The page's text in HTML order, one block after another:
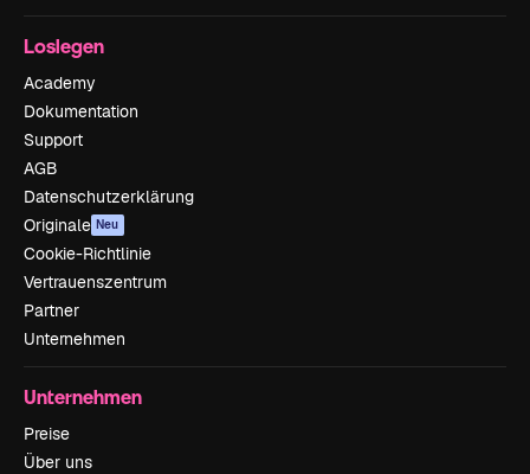
Loslegen
Academy
Dokumentation
Support
AGB
Datenschutzerklärung
Originale Neu
Cookie-Richtlinie
Vertrauenszentrum
Partner
Unternehmen
Unternehmen
Preise
Über uns